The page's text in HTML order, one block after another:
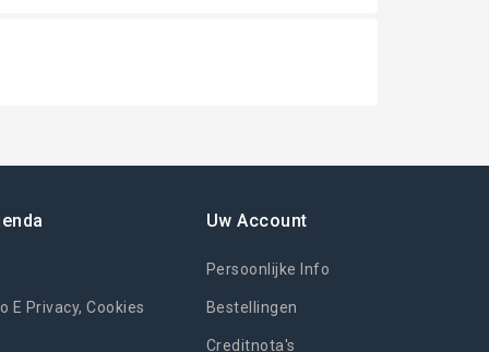
E Privacy, Cookies
Uw Account
Persoonlijke Info
Bestellingen
Creditnota's